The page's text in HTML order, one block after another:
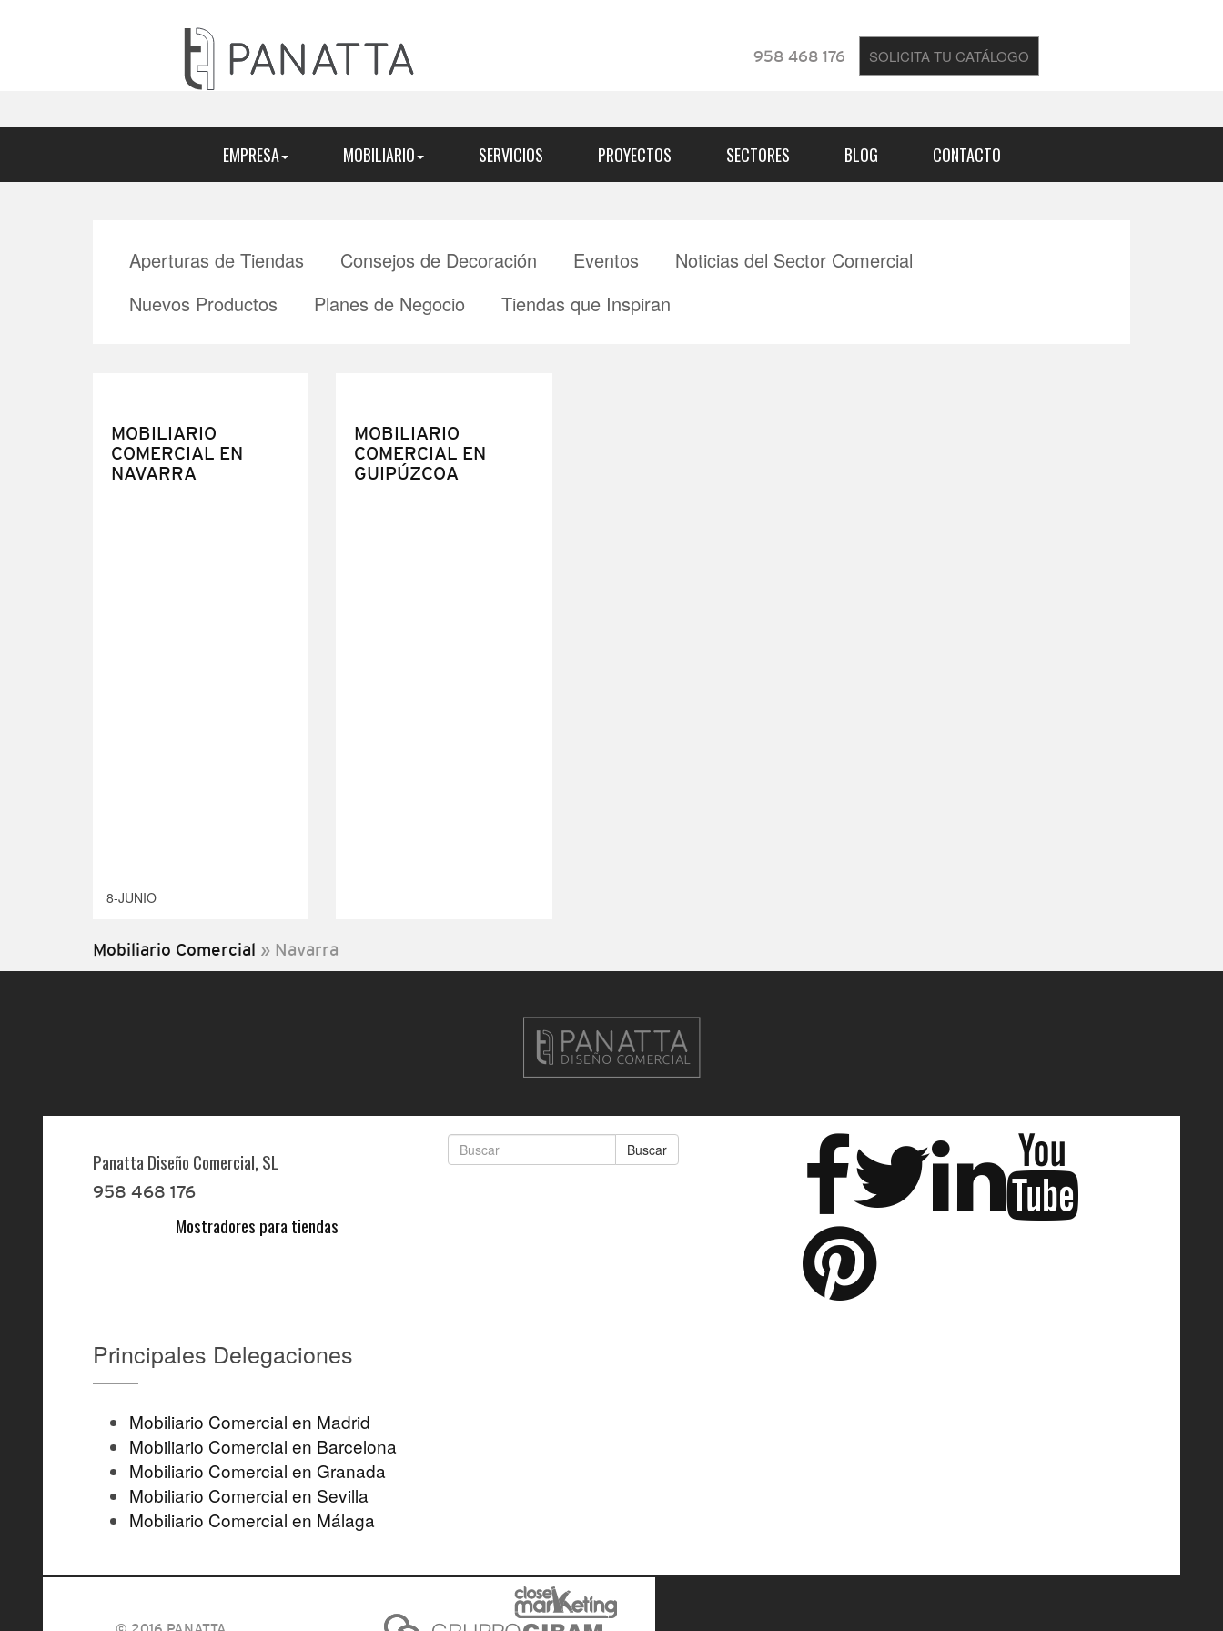
958 468 176 SOLICITA TU CATÁLOGO
EMPRESA MOBILIARIO SERVICIOS PROYECTOS SECTORES BLOG CONTACTO
Aperturas de Tiendas Consejos de Decoración Eventos
Noticias del Sector Comercial
Nuevos Productos
Planes de Negocio Tiendas que Inspiran
MOBILIARIO
COMERCIAL EN
NAVARRA
8-JUNIO
MOBILIARIO
COMERCIAL EN
GUIPÚZCOA
Mobiliario Comercial » Navarra
Panatta Diseño Comercial, SL
958 468 176
Mostradores para tiendas
Buscar
Principales Delegaciones
Mobiliario Comercial en Madrid
Mobiliario Comercial en Barcelona
Mobiliario Comercial en Granada
Mobiliario Comercial en Sevilla
Mobiliario Comercial en Málaga